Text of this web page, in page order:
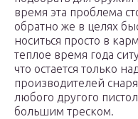
время эта проблема
обратно же в целях
носиться просто в
теплое время года
что остается только
производителей
любого другого
большим треском.